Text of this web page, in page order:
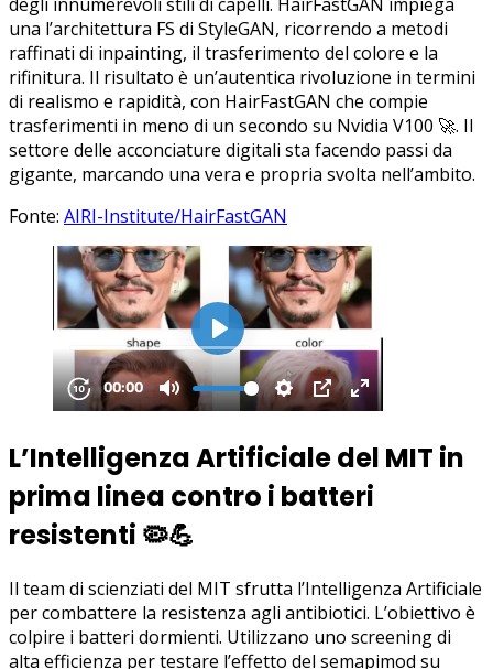
una l’architettura FS di StyleGAN, ricorrendo a metodi
raffinati di inpainting, il trasferimento del colore e la
rifinitura. Il risultato è un’autentica rivoluzione in termini
di realismo e rapidità, con HairFastGAN che compie
trasferimenti in meno di un secondo su Nvidia V100 🚀. Il
settore delle acconciature digitali sta facendo passi da
gigante, marcando una vera e propria svolta nell’ambito.
Fonte: AIRI-Institute/HairFastGAN
L’Intelligenza Artificiale del MIT in
prima linea contro i batteri
resistenti 🦠💪
Il team di scienziati del MIT sfrutta l’Intelligenza Artificiale
per combattere la resistenza agli antibiotici. L’obiettivo è
colpire i batteri dormienti. Utilizzano uno screening di
alta efficienza per testare l’effetto del semapimod su